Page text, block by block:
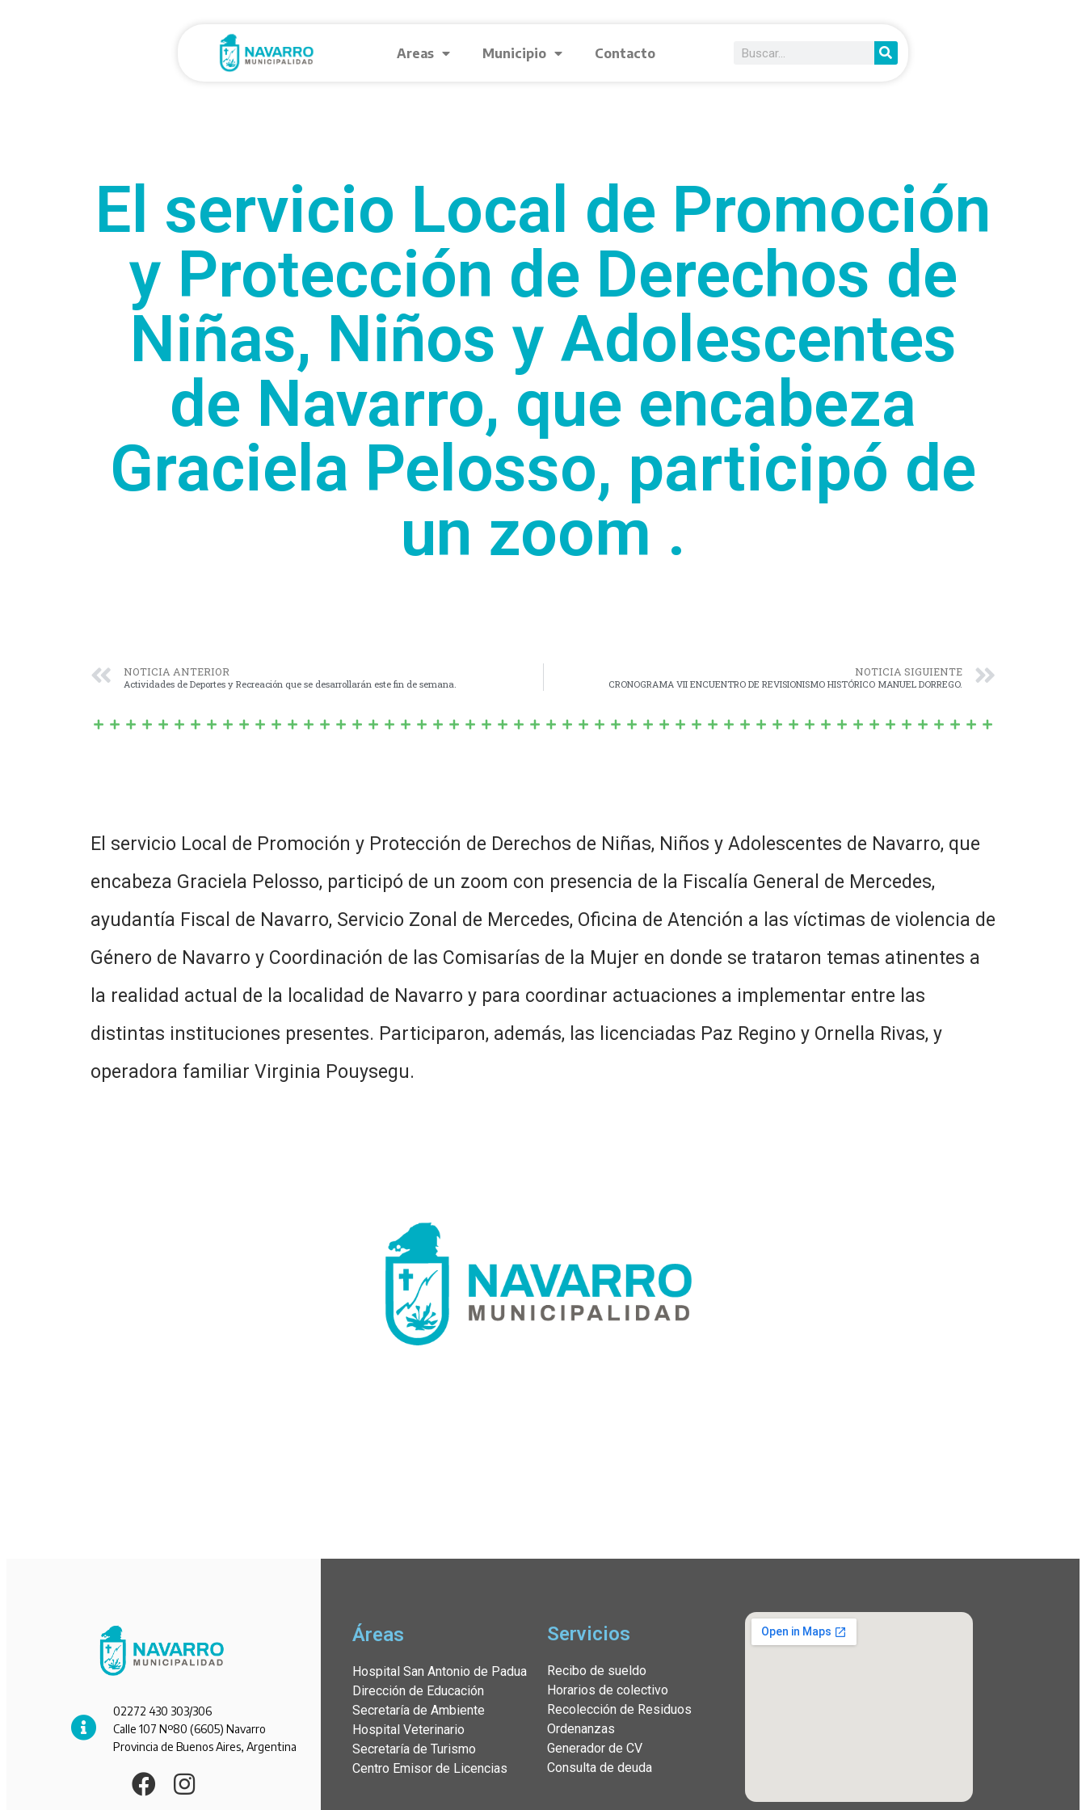
Areas Municipio Contacto
El servicio Local de Promoción
y Protección de Derechos de
Niñas, Niños y Adolescentes
de Navarro, que encabeza
Graciela Pelosso, participó de
un zoom .
NOTICIA ANTERIOR
Actividades de Deportes y Recreación que se desarrollarán este fin de semana.
NOTICIA SIGUIENTE
CRONOGRAMA VII ENCUENTRO DE REVISIONISMO HISTÓRICO MANUEL DORREGO.
El servicio Local de Promoción y Protección de Derechos de Niñas, Niños y Adolescentes de Navarro, que
encabeza Graciela Pelosso, participó de un zoom con presencia de la Fiscalía General de Mercedes,
ayudantía Fiscal de Navarro, Servicio Zonal de Mercedes, Oficina de Atención a las víctimas de violencia de
Género de Navarro y Coordinación de las Comisarías de la Mujer en donde se trataron temas atinentes a
la realidad actual de la localidad de Navarro y para coordinar actuaciones a implementar entre las
distintas instituciones presentes. Participaron, además, las licenciadas Paz Regino y Ornella Rivas, y
operadora familiar Virginia Pouysegu.
02272 430 303/306
Calle 107 Nº80 (6605) Navarro
Provincia de Buenos Aires, Argentina
Áreas
Hospital San Antonio de Padua
Dirección de Educación
Secretaría de Ambiente
Hospital Veterinario
Secretaría de Turismo
Centro Emisor de Licencias
Servicios
Recibo de sueldo
Horarios de colectivo
Recolección de Residuos
Ordenanzas
Generador de CV
Consulta de deuda